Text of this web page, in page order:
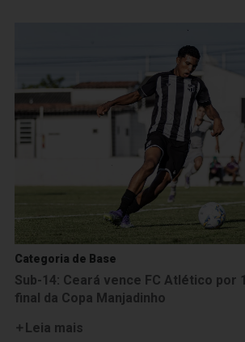
Categoria de Base
Sub-14: Ceará vence FC Atlético por
final da Copa Manjadinho
Leia mais